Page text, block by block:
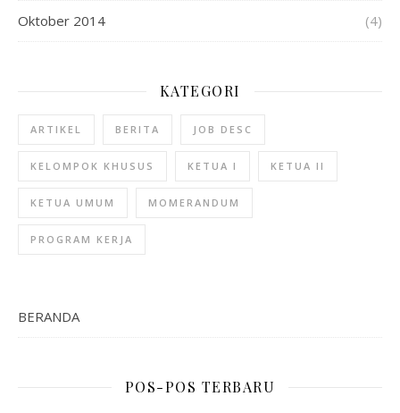
Oktober 2014 (4)
KATEGORI
ARTIKEL BERITA JOB DESC
KELOMPOK KHUSUS KETUA I KETUA II
KETUA UMUM MOMERANDUM
PROGRAM KERJA
BERANDA
POS-POS TERBARU